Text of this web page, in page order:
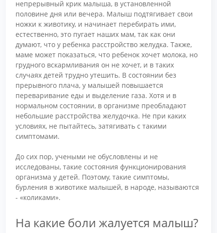
непрерывный крик малыша, в установленной
половине дня или вечера. Малыш подтягивает свои
ножки к животику, и начинает перебирать ими,
естественно, это пугает наших мам, так как они
думают, что у ребенка расстройство желудка. Также,
маме может показаться, что ребенок хочет молока, но
грудного вскармливания он не хочет, и в таких
случаях детей трудно утешить. В состоянии без
прерывного плача, у малышей повышается
переваривание еды и выделение газа. Хотя и в
нормальном состоянии, в организме преобладают
небольшие расстройства желудочка. Не при каких
условиях, не пытайтесь, затягивать с такими
симптомами.
До сих пор, учеными не обусловлены и не
исследованы, такие состояния функционирования
организма у детей. Поэтому, такие симптомы,
бурления в животике малышей, в народе, называются
- «коликами».
На какие боли жалуется малыш?